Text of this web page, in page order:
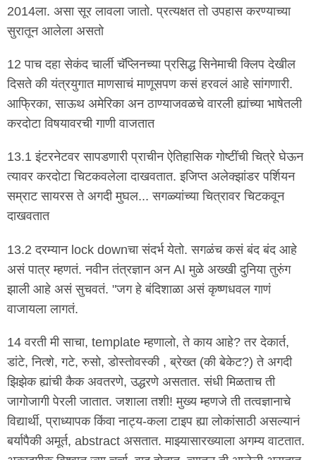
2014ला. असा सूर लावला जातो. प्रत्यक्षत तो उपहास करण्याच्या
सुरातून आलेला असतो
12 पाच दहा सेकंद चार्ली चॅप्लिनच्या प्रसिद्ध सिनेमाची क्लिप देखील
दिसते की यंत्रयुगात माणसाचं माणूसपण कसं हरवलं आहे सांगणारी.
आफ्रिका, साऊथ अमेरिका अन ठाण्याजवळचे वारली ह्यांच्या भाषेतली
करदोटा विषयावरची गाणी वाजतात
13.1 इंटरनेटवर सापडणारी प्राचीन ऐतिहासिक गोष्टींची चित्रे घेऊन
त्यावर करदोटा चिटकवलेला दाखवतात. इजिप्त अलेक्झांडर पर्शियन
सम्राट सायरस ते अगदी मुघल... सगळ्यांच्या चित्रावर चिटकवून
दाखवतात
13.2 दरम्यान lock downचा संदर्भ येतो. सगळंच कसं बंद बंद आहे
असं पात्र म्हणतं. नवीन तंत्रज्ञान अन AI मुळे अख्खी दुनिया तुरुंग
झाली आहे असं सुचवतं. "जग हे बंदिशाळा असं कृष्णधवल गाणं
वाजायला लागतं.
14 वरती मी साचा, template म्हणालो, ते काय आहे? तर देकार्त,
डांटे, नित्शे, गटे, रुसो, डोस्तोवस्की , ब्रेख्त (की बेकेट?) ते अगदी
झिझेक ह्यांची कैक अवतरणे, उद्धरणे असतात. संधी मिळताच ती
जागोजागी पेरली जातात. जशाला तशी! मुख्य म्हणजे ती तत्वज्ञानाचे
विद्यार्थी, प्राध्यापक किंवा नाट्य-कला टाइप ह्या लोकांसाठी असल्यानं
बर्यापैकी अमूर्त, abstract असतात. माझ्यासारख्याला अगम्य वाटतात.